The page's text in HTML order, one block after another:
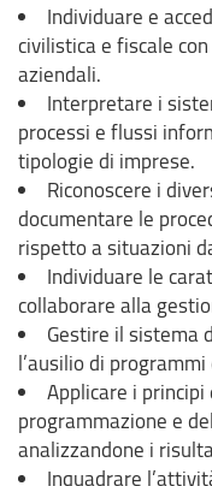
Individuare e
civilistica e fiscale
aziendali.
Interpretare i
processi e flussi
tipologie di imprese.
Riconoscere i
documentare le
rispetto a situazioni
Individuare le
collaborare alla
Gestire il sistema
l’ausilio di
Applicare i
programmazione e
analizzandone i
Inquadrare